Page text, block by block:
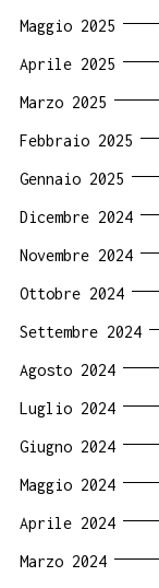
Maggio 2025
Aprile 2025
Marzo 2025
Febbraio 2025
Gennaio 2025
Dicembre 2024
Novembre 2024
Ottobre 2024
Settembre 2024
Agosto 2024
Luglio 2024
Giugno 2024
Maggio 2024
Aprile 2024
Marzo 2024